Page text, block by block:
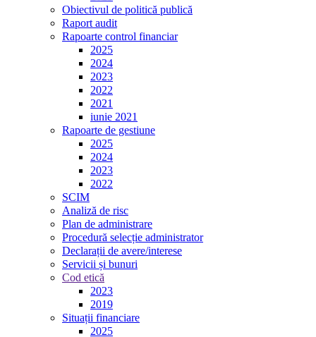
Obiectivul de politică publică
Raport audit
Rapoarte control financiar
2025
2024
2023
2022
2021
iunie 2021
Rapoarte de gestiune
2025
2024
2023
2022
SCIM
Analiză de risc
Plan de administrare
Procedură selecție administrator
Declarații de avere/interese
Servicii și bunuri
Cod etică
2023
2019
Situații financiare
2025